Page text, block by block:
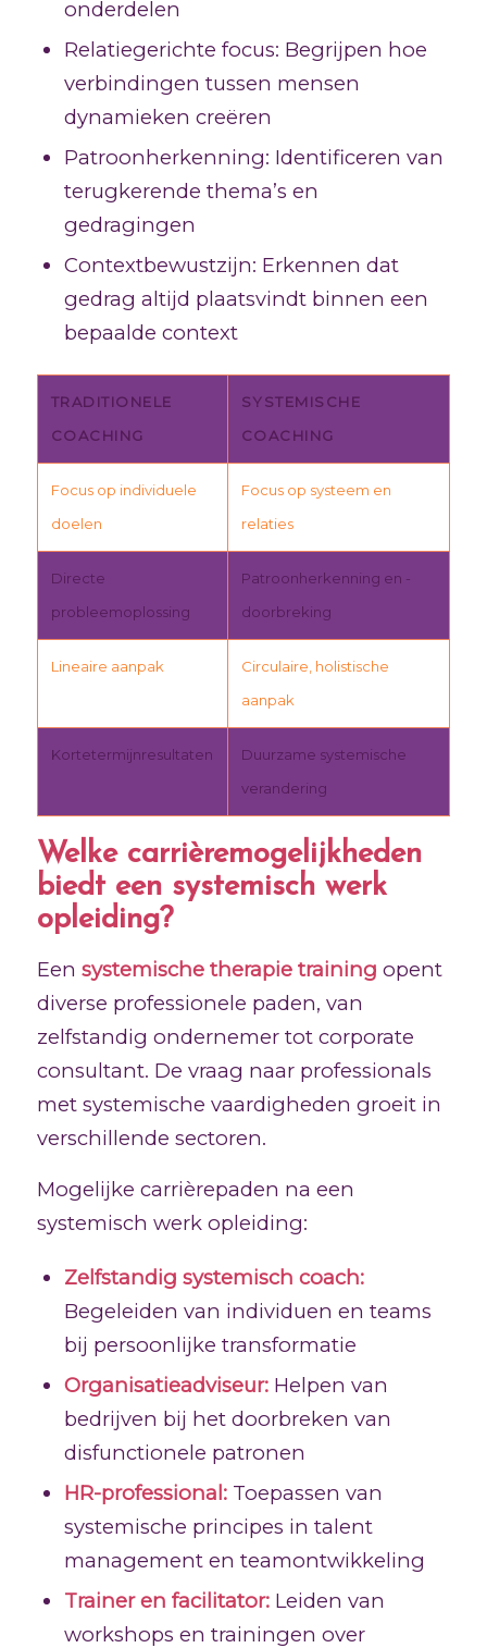
onderdelen
Relatiegerichte focus: Begrijpen hoe
verbindingen tussen mensen
dynamieken creëren
Patroonherkenning: Identificeren van
terugkerende thema’s en
gedragingen
Contextbewustzijn: Erkennen dat
gedrag altijd plaatsvindt binnen een
bepaalde context
TRADITIONELE
COACHING
SYSTEMISCHE
COACHING
Focus op individuele
doelen
Focus op systeem en
relaties
Directe
probleemoplossing
Patroonherkenning en -
doorbreking
Lineaire aanpak
Circulaire, holistische
aanpak
Kortetermijnresultaten
Duurzame systemische
verandering
Welke carrièremogelijkheden
biedt een systemisch werk
opleiding?
Een systemische therapie training opent
diverse professionele paden, van
zelfstandig ondernemer tot corporate
consultant. De vraag naar professionals
met systemische vaardigheden groeit in
verschillende sectoren.
Mogelijke carrièrepaden na een
systemisch werk opleiding:
Zelfstandig systemisch coach:
Begeleiden van individuen en teams
bij persoonlijke transformatie
Organisatieadviseur:Helpen van
bedrijven bij het doorbreken van
disfunctionele patronen
HR-professional:Toepassen van
systemische principes in talent
management en teamontwikkeling
Trainer en facilitator:Leiden van
workshops en trainingen over